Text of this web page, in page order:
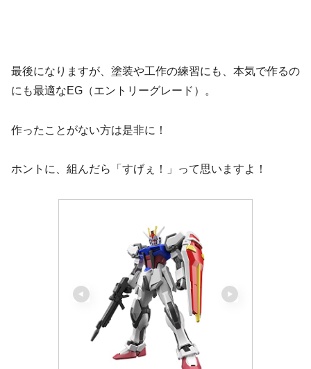
最後になりますが、塗装や工作の練習にも、本気で作るの
にも最適なEG（エントリーグレード）。
作ったことがない方は是非に！
ホントに、組んだら「すげぇ！」って思いますよ！